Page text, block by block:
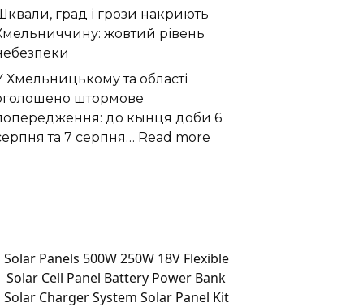
дерев
знижує
у
Чикаго
град і грози накриють
жовтий рівень
Хмельницькому та області
штормове
до кынця доби 6
та 7 серпня… Read more
Хмельниччину:
жовтий
рівень
Solar Panels 500W 250W 18V Flexible
Solar Cell Panel Battery Power Bank
Solar Charger System Solar Panel Kit